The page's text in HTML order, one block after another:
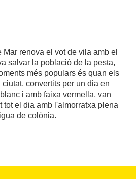
renova el vot de vila amb el
salvar la població de la pesta,
més populars és quan els
convertits per un dia en
i amb faixa vermella, van
tot el dia amb l'almorratxa plena
de colònia.